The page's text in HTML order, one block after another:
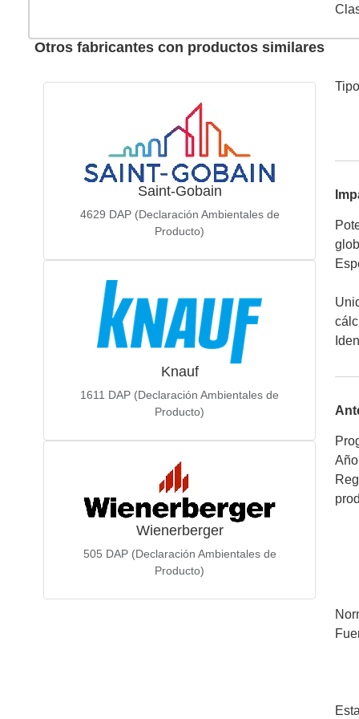
Otros fabricantes con productos similares
Saint-Gobain
4629 DAP (Declaración Ambientales de
Producto)
Knauf
1611 DAP (Declaración Ambientales de
Producto)
Wienerberger
505 DAP (Declaración Ambientales de
Producto)
Tipo